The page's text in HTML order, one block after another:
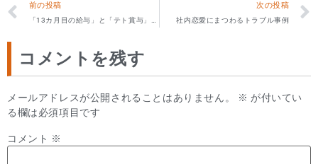
前の投稿 次の投稿
社内恋愛にまつわるトラブル事例
コメントを残す
メールアドレスが公開されることはありません。 ※ が付いてい
る欄は必須項目です
コメント ※